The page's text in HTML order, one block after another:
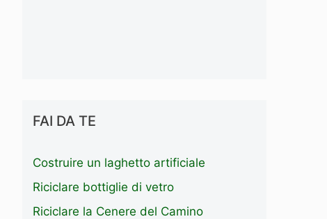
FAI DA TE
Costruire un laghetto artificiale
Riciclare bottiglie di vetro
Riciclare la Cenere del Camino